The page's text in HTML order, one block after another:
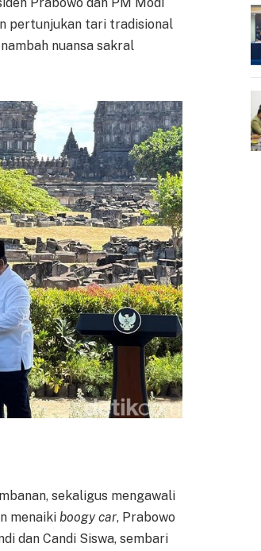
pertunjukan tari tradisional
nuansa sakral
sekaligus mengawali
menaiki boogy car, Prabowo
dan Candi Siswa, sembari